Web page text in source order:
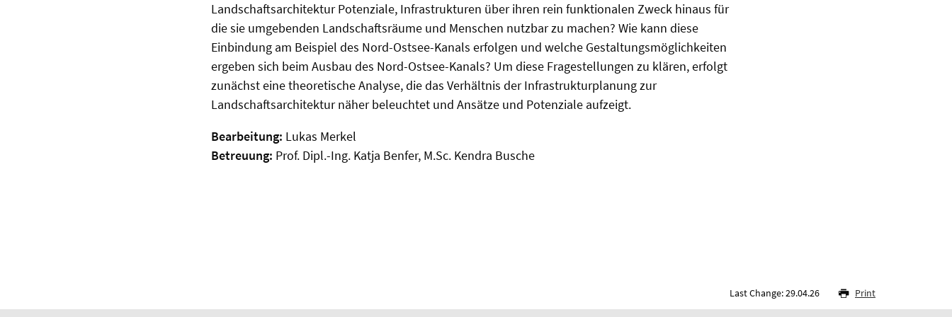
Landschaftsarchitektur Potenziale, Infrastrukturen über ihren rein funktionalen Zweck hinaus für
die sie umgebenden Landschaftsräume und Menschen nutzbar zu machen? Wie kann diese
Einbindung am Beispiel des Nord-Ostsee-Kanals erfolgen und welche Gestaltungsmöglichkeiten
ergeben sich beim Ausbau des Nord-Ostsee-Kanals? Um diese Fragestellungen zu klären, erfolgt
zunächst eine theoretische Analyse, die das Verhältnis der Infrastrukturplanung zur
Landschaftsarchitektur näher beleuchtet und Ansätze und Potenziale aufzeigt.
Bearbeitung: Lukas Merkel
Betreuung: Prof. Dipl.-Ing. Katja Benfer, M.Sc. Kendra Busche
Last Change: 29.04.26 Print